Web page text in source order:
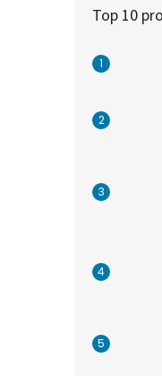
Top 10